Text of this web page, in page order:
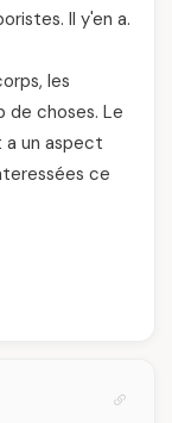
Il y'en a.
les
de choses. Le
un aspect
ce